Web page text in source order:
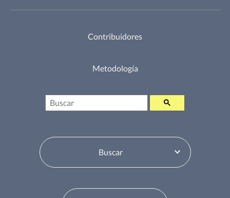
Contribuidores
Metodología
Buscar
Selector de tabla de contenidos